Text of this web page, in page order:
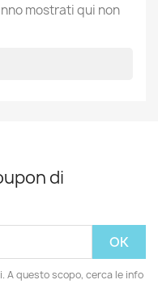
mostrati qui non
di
A questo scopo, cerca le info